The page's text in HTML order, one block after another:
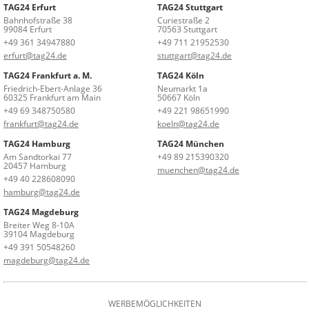
TAG24 Erfurt
Bahnhofstraße 38
99084 Erfurt
+49 361 34947880
erfurt@tag24.de
TAG24 Stuttgart
Curiestraße 2
70563 Stuttgart
+49 711 21952530
stuttgart@tag24.de
TAG24 Frankfurt a. M.
Friedrich-Ebert-Anlage 36
60325 Frankfurt am Main
+49 69 348750580
frankfurt@tag24.de
TAG24 Köln
Neumarkt 1a
50667 Köln
+49 221 98651990
koeln@tag24.de
TAG24 Hamburg
Am Sandtorkai 77
20457 Hamburg
+49 40 228608090
hamburg@tag24.de
TAG24 München
+49 89 215390320
muenchen@tag24.de
TAG24 Magdeburg
Breiter Weg 8-10A
39104 Magdeburg
+49 391 50548260
magdeburg@tag24.de
WERBEMÖGLICHKEITEN